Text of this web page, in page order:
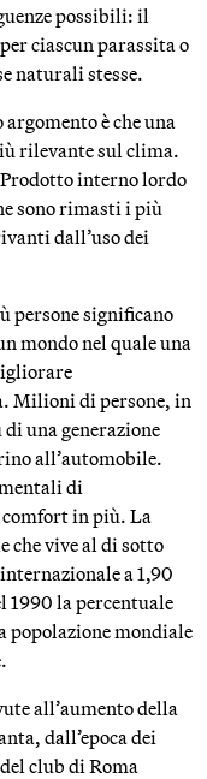
possibili: il
ciascun parassita o
naturali stesse.
è che una
rilevante sul clima.
interno lordo
sono rimasti i più
dall’uso dei
persone significano
mondo nel quale una
Milioni di persone, in
una generazione
all’automobile.
di
in più. La
che vive al di sotto
a 1,90
1990 la percentuale
popolazione mondiale
all’aumento della
dall’epoca dei
club di Roma